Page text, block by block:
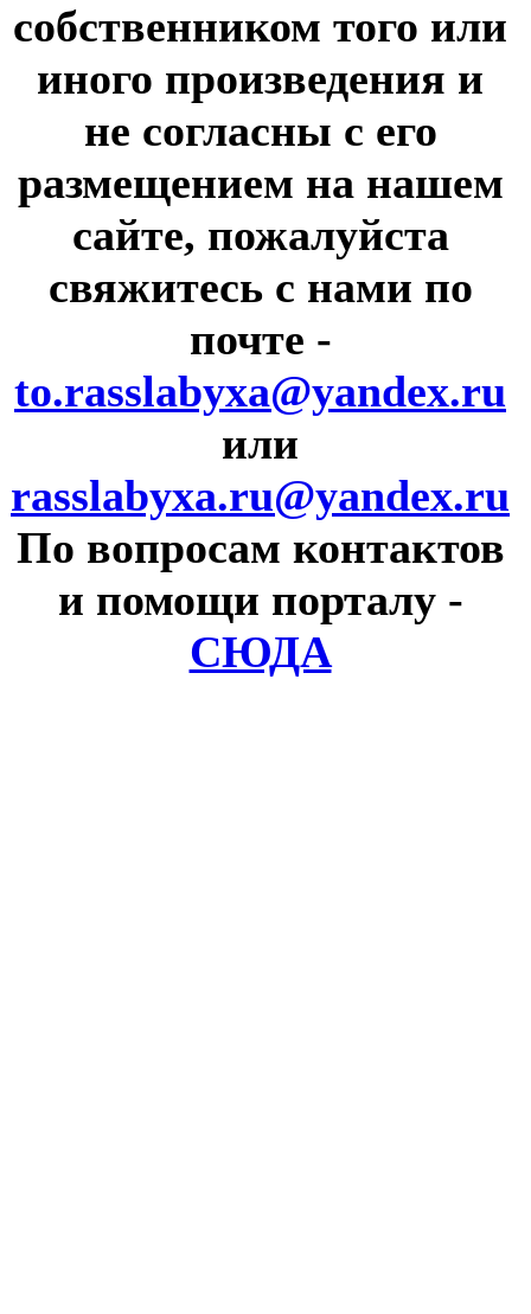
собственником того или
иного произведения и
не согласны с его
размещением на нашем
сайте, пожалуйста
свяжитесь с нами по
почте -
to.rasslabyxa@yandex.ru
или
rasslabyxa.ru@yandex.ru
По вопросам контактов
и помощи порталу -
СЮДА